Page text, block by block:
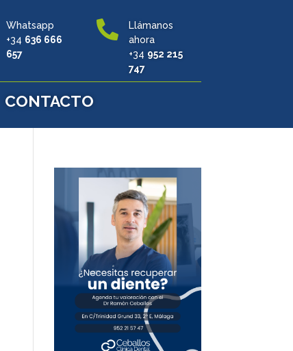
Whatsapp
+34 636 666
657

Llámanos
ahora
+34 952 215
747
CONTACTO